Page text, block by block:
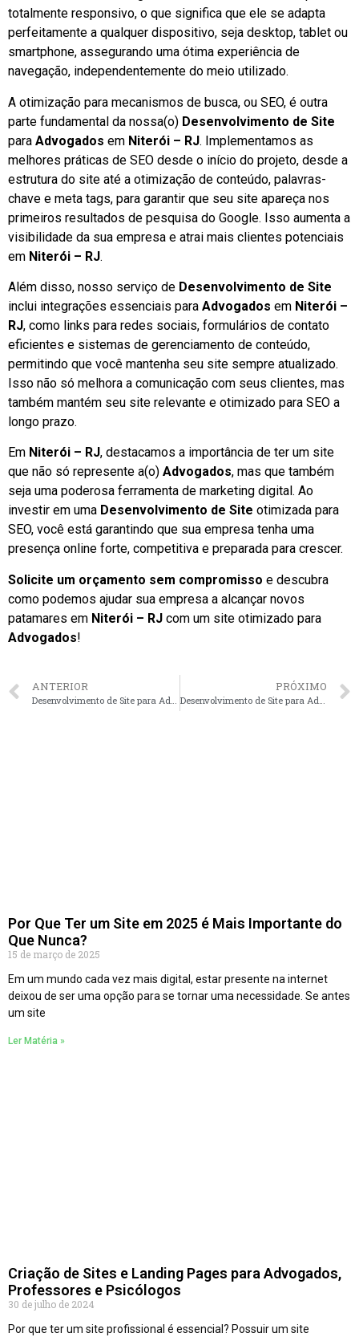
totalmente responsivo, o que significa que ele se adapta
perfeitamente a qualquer dispositivo, seja desktop, tablet ou
smartphone, assegurando uma ótima experiência de
navegação, independentemente do meio utilizado.
A otimização para mecanismos de busca, ou SEO, é outra
parte fundamental da nossa(o) Desenvolvimento de Site
para Advogados em Niterói – RJ. Implementamos as
melhores práticas de SEO desde o início do projeto, desde a
estrutura do site até a otimização de conteúdo, palavras-
chave e meta tags, para garantir que seu site apareça nos
primeiros resultados de pesquisa do Google. Isso aumenta a
visibilidade da sua empresa e atrai mais clientes potenciais
em Niterói – RJ.
Além disso, nosso serviço de Desenvolvimento de Site
inclui integrações essenciais para Advogados em Niterói –
RJ, como links para redes sociais, formulários de contato
eficientes e sistemas de gerenciamento de conteúdo,
permitindo que você mantenha seu site sempre atualizado.
Isso não só melhora a comunicação com seus clientes, mas
também mantém seu site relevante e otimizado para SEO a
longo prazo.
Em Niterói – RJ, destacamos a importância de ter um site
que não só represente a(o) Advogados, mas que também
seja uma poderosa ferramenta de marketing digital. Ao
investir em uma Desenvolvimento de Site otimizada para
SEO, você está garantindo que sua empresa tenha uma
presença online forte, competitiva e preparada para crescer.
Solicite um orçamento sem compromisso e descubra
como podemos ajudar sua empresa a alcançar novos
patamares em Niterói – RJ com um site otimizado para
Advogados!
ANTERIOR
Desenvolvimento de Site para Advogados em Santos – SP faça seu orçamento
PRÓXIMO
Desenvolvimento de Site para Advogados em Uberlândia – MG faça seu orçamento
Por Que Ter um Site em 2025 é Mais Importante do
Que Nunca?
15 de março de 2025
Em um mundo cada vez mais digital, estar presente na internet
deixou de ser uma opção para se tornar uma necessidade. Se antes
um site
Ler Matéria »
Criação de Sites e Landing Pages para Advogados,
Professores e Psicólogos
30 de julho de 2024
Por que ter um site profissional é essencial? Possuir um site